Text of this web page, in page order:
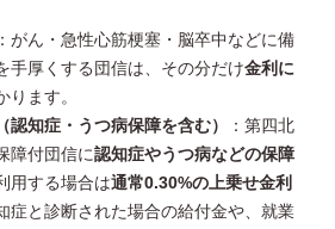
：がん・急性心筋梗塞・脳卒中などに備
手厚くする団信は、その分だけ金利に
ります。
認知症・うつ病保障を含む）
：第四北
障付団信に認知症やうつ病などの保障
用する場合は通常0.30%の上乗せ金利
症と診断された場合の給付金や、就業